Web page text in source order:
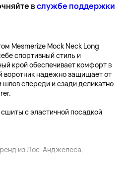
вслужбе поддержки
Mesmerize Mock Neck Long
спортивный стиль и
крой обеспечивает комфорт в
воротник надежно защищает от
спереди и сзади деликатно
с эластичной посадкой
из Лос-Анджелеса,